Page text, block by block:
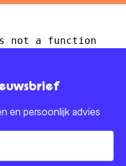
not a function
en persoonlijk advies